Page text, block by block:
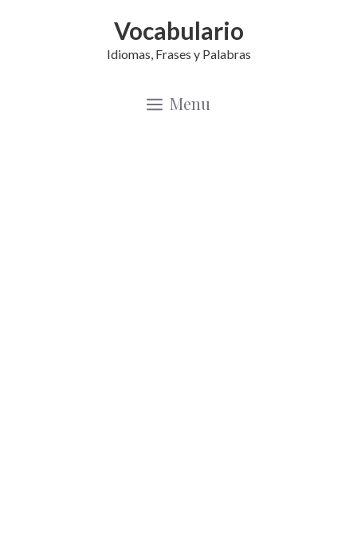
Vocabulario
Idiomas, Frases y Palabras
Menu